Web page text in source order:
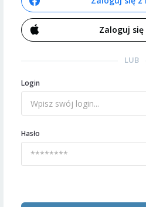
Zaloguj się
LUB
Login
Hasło